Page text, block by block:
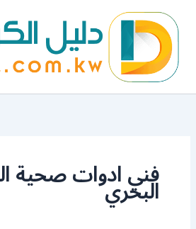
المحتوى
فني ادوات صحية
البحري